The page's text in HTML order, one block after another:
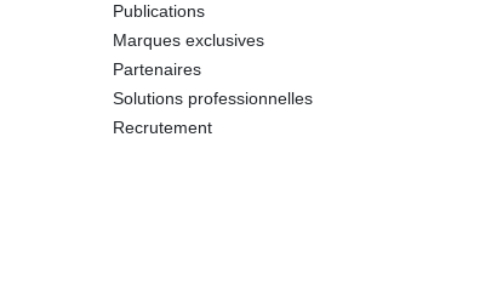
Publications
Marques exclusives
Partenaires
Solutions professionnelles
Recrutement